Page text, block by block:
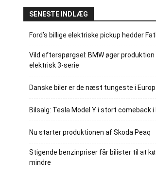
SENESTE INDLÆG
Ford’s billige elektriske pickup hedder
Vild efterspørgsel: BMW øger
elektrisk 3-serie
Danske biler er de næst tungeste i
Bilsalg: Tesla Model Y i stort comeback i
Nu starter produktionen af Skoda Peaq
Stigende benzinpriser får bilister til at
mindre